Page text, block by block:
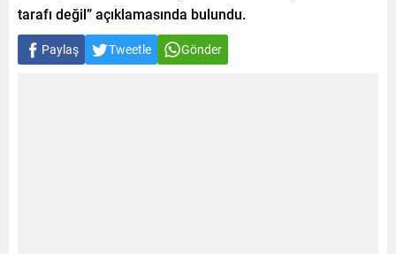
tarafı değil” açıklamasında bulundu.
Paylaş Tweetle Gönder